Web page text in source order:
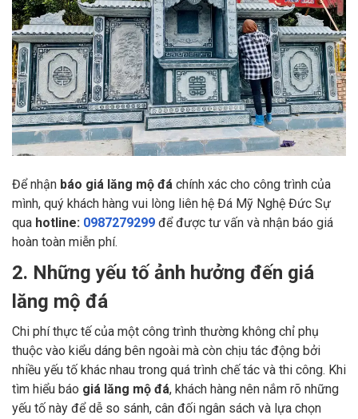
Để nhận báo giá lăng mộ đá chính xác cho công trình của
mình, quý khách hàng vui lòng liên hệ Đá Mỹ Nghệ Đức Sự
qua hotline: 0987279299 để được tư vấn và nhận báo giá
hoàn toàn miễn phí.
2. Những yếu tố ảnh hưởng đến giá
lăng mộ đá
Chi phí thực tế của một công trình thường không chỉ phụ
thuộc vào kiểu dáng bên ngoài mà còn chịu tác động bởi
nhiều yếu tố khác nhau trong quá trình chế tác và thi công. Khi
tìm hiểu báo giá lăng mộ đá, khách hàng nên nắm rõ những
yếu tố này để dễ so sánh, cân đối ngân sách và lựa chọn